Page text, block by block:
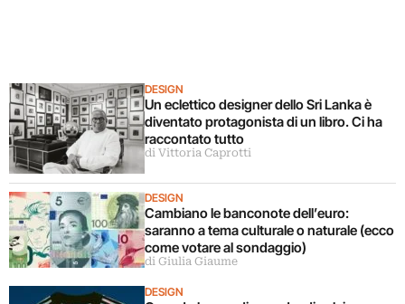
DESIGN
Un eclettico designer dello Sri Lanka è
diventato protagonista di un libro. Ci ha
raccontato tutto
di Vittoria Caprotti
DESIGN
Cambiano le banconote dell’euro:
saranno a tema culturale o naturale (ecco
come votare al sondaggio)
di Giulia Giaume
DESIGN